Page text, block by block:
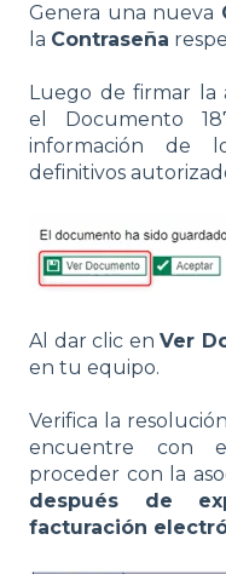
Genera una nueva
la Contraseña
Luego de firmar la
el Documento
información de
definitivos
Al dar clic en Ver
en tu equipo.
Verifica la
encuentre con
proceder con la
después de
facturación